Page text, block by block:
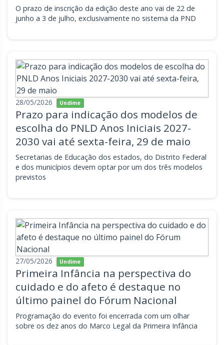
O prazo de inscrição da edição deste ano vai de 22 de
junho a 3 de julho, exclusivamente no sistema da PND
28/05/2026 Undime
Prazo para indicação dos modelos de
escolha do PNLD Anos Iniciais 2027-
2030 vai até sexta-feira, 29 de maio
Secretarias de Educação dos estados, do Distrito Federal
e dos municípios devem optar por um dos três modelos
previstos
27/05/2026 Undime
Primeira Infância na perspectiva do
cuidado e do afeto é destaque no
último painel do Fórum Nacional
Programação do evento foi encerrada com um olhar
sobre os dez anos do Marco Legal da Primeira Infância